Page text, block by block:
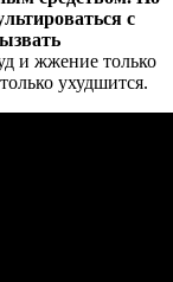
с
и жжение только
ухудшится.